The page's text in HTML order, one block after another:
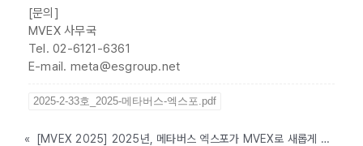
[문의]
MVEX 사무국
Tel. 02-6121-6361
E-mail. meta@esgroup.net
2025-2-33호_2025-메타버스-엑스포.pdf
«
[MVEX 2025] 2025년, 메타버스 엑스포가 MVEX로 새롭게 태어납니다